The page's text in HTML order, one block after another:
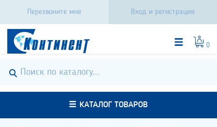
Перезвоните мне Вход и регистрация
0
КАТАЛОГ ТОВАРОВ